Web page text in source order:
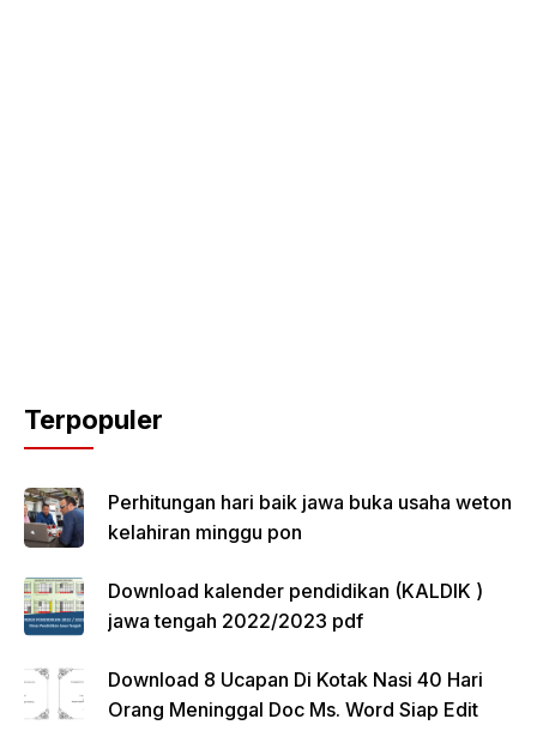
Terpopuler
Perhitungan hari baik jawa buka usaha weton
kelahiran minggu pon
Download kalender pendidikan (KALDIK )
jawa tengah 2022/2023 pdf
Download 8 Ucapan Di Kotak Nasi 40 Hari
Orang Meninggal Doc Ms. Word Siap Edit